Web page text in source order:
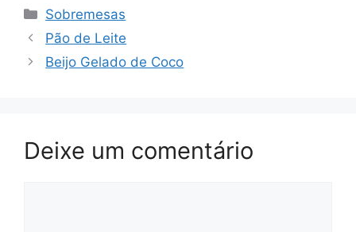
Categorias
Sobremesas
Pão de Leite
Beijo Gelado de Coco
Deixe um comentário